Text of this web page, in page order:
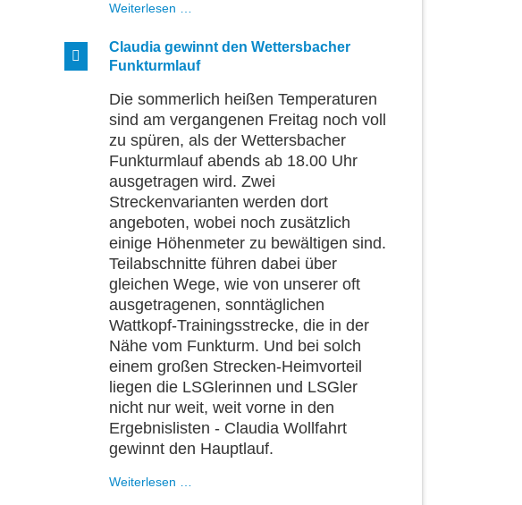
Weiterlesen …
Stirne
heiß...
Claudia gewinnt den Wettersbacher
Funkturmlauf
Die sommerlich heißen Temperaturen
sind am vergangenen Freitag noch voll
zu spüren, als der Wettersbacher
Funkturmlauf abends ab 18.00 Uhr
ausgetragen wird. Zwei
Streckenvarianten werden dort
angeboten, wobei noch zusätzlich
einige Höhenmeter zu bewältigen sind.
Teilabschnitte führen dabei über
gleichen Wege, wie von unserer oft
ausgetragenen, sonntäglichen
Wattkopf-Trainingsstrecke, die in der
Nähe vom Funkturm. Und bei solch
einem großen Strecken-Heimvorteil
liegen die LSGlerinnen und LSGler
nicht nur weit, weit vorne in den
Ergebnislisten - Claudia Wollfahrt
gewinnt den Hauptlauf.
Weiterlesen …